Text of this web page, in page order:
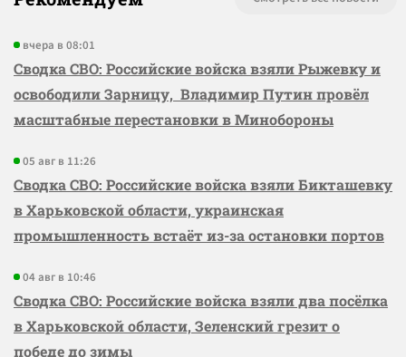
вчера в 08:01
Сводка СВО: Российские войска взяли Рыжевку и
освободили Зарницу, Владимир Путин провёл
масштабные перестановки в Минобороны
05 авг в 11:26
Сводка СВО: Российские войска взяли Бикташевку
в Харьковской области, украинская
промышленность встаёт из-за остановки портов
04 авг в 10:46
Сводка СВО: Российские войска взяли два посёлка
в Харьковской области, Зеленский грезит о
победе до зимы